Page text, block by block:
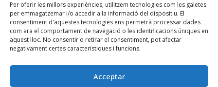
Per oferir les millors experiències, utilitzem tecnologies com les galetes
per emmagatzemar i/o accedir a la informació del dispositiu. El
consentiment d'aquestes tecnologies ens permetrà processar dades
com ara el comportament de navegació o les identificacions úniques en
aquest lloc. No consentir o retirar el consentiment, pot afectar
negativament certes característiques i funcions.
Acceptar